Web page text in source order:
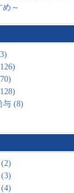
め～
与 (8)